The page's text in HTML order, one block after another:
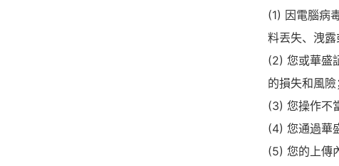
(1) 因電腦病
料丟失、洩露
(2) 您或華盛
的損失和風險
(3) 您操作不
(4) 您通過華
(5) 您的上傳